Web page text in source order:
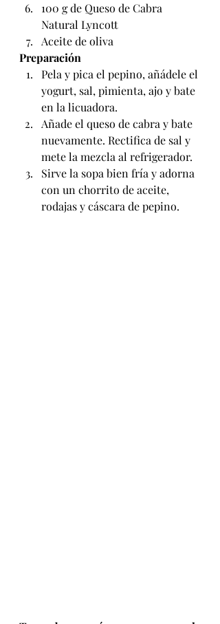
100 g de Queso de Cabra
Natural Lyncott
Aceite de oliva
Preparación
Pela y pica el pepino, añádele el
yogurt, sal, pimienta, ajo y bate
en la licuadora.
Añade el queso de cabra y bate
nuevamente. Rectifica de sal y
mete la mezcla al refrigerador.
Sirve la sopa bien fría y adorna
con un chorrito de aceite,
rodajas y cáscara de pepino.